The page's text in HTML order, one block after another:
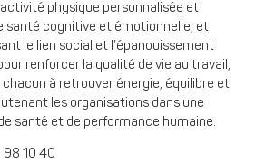
physique personnalisée et
santé cognitive et émotionnelle, et
le lien social et l’épanouissement
renforcer la qualité de vie au travail,
chacun à retrouver énergie, équilibre et
les organisations dans une
santé et de performance humaine.
98 10 40